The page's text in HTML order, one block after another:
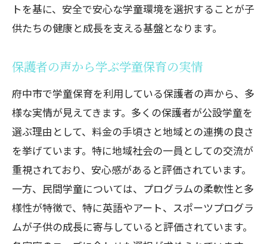
予期せぬトラブルに備える方法
保護者同士のネットワークを活用する
トを基に、安全で安心な学童環境を選択することが子
供たちの健康と成長を支える基盤となります。
保護者の声から学ぶ学童保育の実情
府中市で学童保育を利用している保護者の声から、多
様な実情が見えてきます。多くの保護者が公設学童を
選ぶ理由として、料金の手頃さと地域との連携の良さ
を挙げています。特に地域社会の一員としての交流が
重視されており、安心感があると評価されています。
一方、民間学童については、プログラムの柔軟性と多
様性が特徴で、特に英語やアート、スポーツプログラ
ムが子供の成長に寄与していると評価されています。